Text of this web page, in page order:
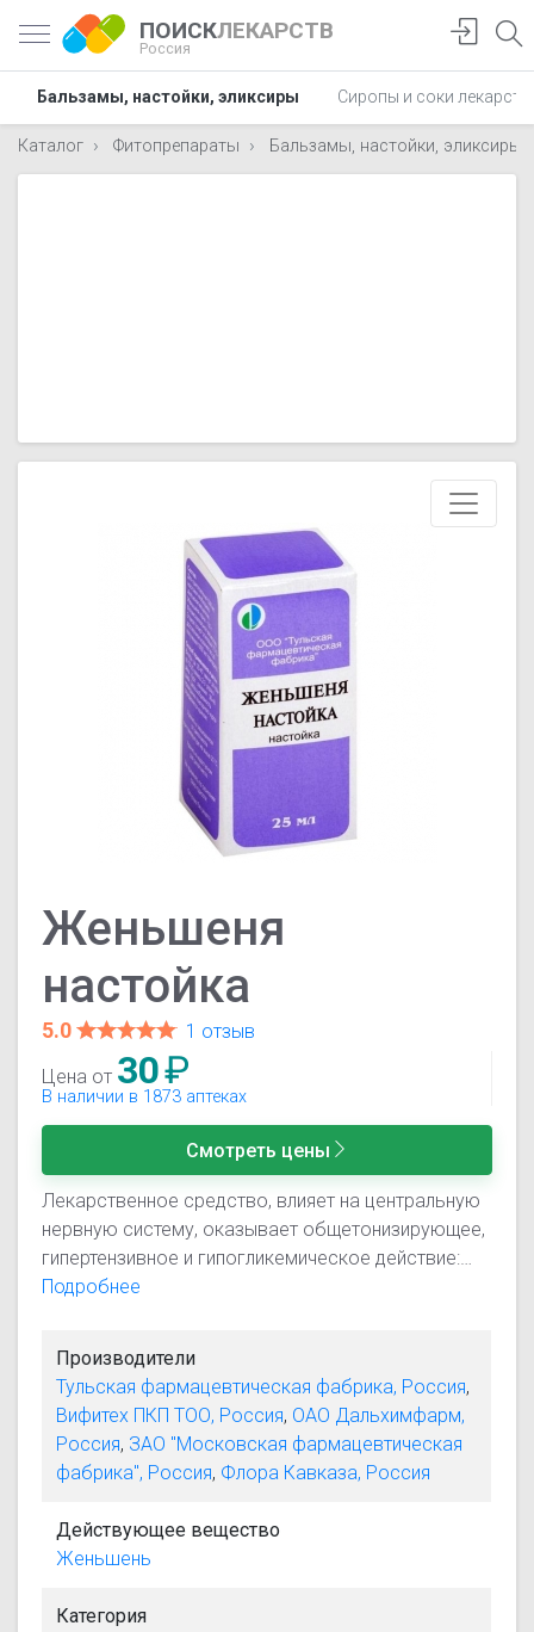
ПОИСКЛЕКАРСТВ
Россия
Бальзамы, настойки, эликсиры Сиропы и соки
Каталог Фитопрепараты Бальзамы, настойки, эликсиры
Женьшеня
настойка
5.0
1 отзыв
Цена от 30₽
В наличии в 1873 аптеках
Смотреть цены
Лекарственное средство, влияет на центральную
нервную систему, оказывает общетонизирующее,
гипертензивное и гипогликемическое действие:
улучшает аппетит, повышает артериальное
сонливость; снижает содержание холестерина и
сахара в крови, активирует деятельность коры
надпочечников.
Подробнее
Производители
Тульская фармацевтическая фабрика, Россия,
Вифитех ПКП ТОО, Россия, ОАО Дальхимфарм,
Россия, ЗАО "Московская фармацевтическая
фабрика", Россия, Флора Кавказа, Россия
Действующее вещество
Женьшень
Категория